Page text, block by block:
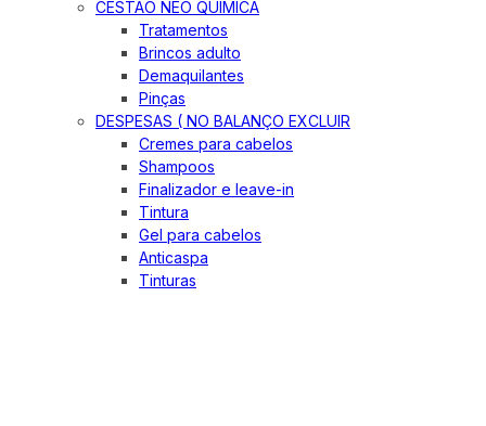
CESTÃO NEO QUIMICA
Tratamentos
Brincos adulto
Demaquilantes
Pinças
DESPESAS ( NO BALANÇO EXCLUIR
Cremes para cabelos
Shampoos
Finalizador e leave-in
Tintura
Gel para cabelos
Anticaspa
Tinturas